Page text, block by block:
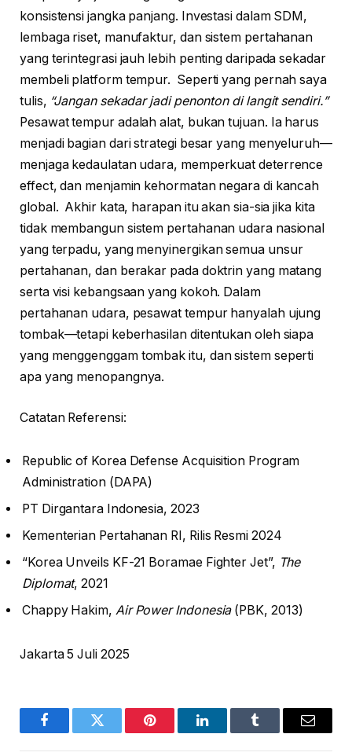
konsistensi jangka panjang. Investasi dalam SDM,
lembaga riset, manufaktur, dan sistem pertahanan
yang terintegrasi jauh lebih penting daripada sekadar
membeli platform tempur. Seperti yang pernah saya
tulis, “Jangan sekadar jadi penonton di langit sendiri.”
Pesawat tempur adalah alat, bukan tujuan. Ia harus
menjadi bagian dari strategi besar yang menyeluruh—
menjaga kedaulatan udara, memperkuat deterrence
effect, dan menjamin kehormatan negara di kancah
global. Akhir kata, harapan itu akan sia-sia jika kita
tidak membangun sistem pertahanan udara nasional
yang terpadu, yang menyinergikan semua unsur
pertahanan, dan berakar pada doktrin yang matang
serta visi kebangsaan yang kokoh. Dalam
pertahanan udara, pesawat tempur hanyalah ujung
tombak—tetapi keberhasilan ditentukan oleh siapa
yang menggenggam tombak itu, dan sistem seperti
apa yang menopangnya.
Catatan Referensi:
Republic of Korea Defense Acquisition Program
Administration (DAPA)
PT Dirgantara Indonesia, 2023
Kementerian Pertahanan RI, Rilis Resmi 2024
“Korea Unveils KF-21 Boramae Fighter Jet”, The
Diplomat, 2021
Chappy Hakim, Air Power Indonesia(PBK, 2013)
Jakarta 5 Juli 2025
FacebookTwitter Pinterest LinkedInTumblr Email